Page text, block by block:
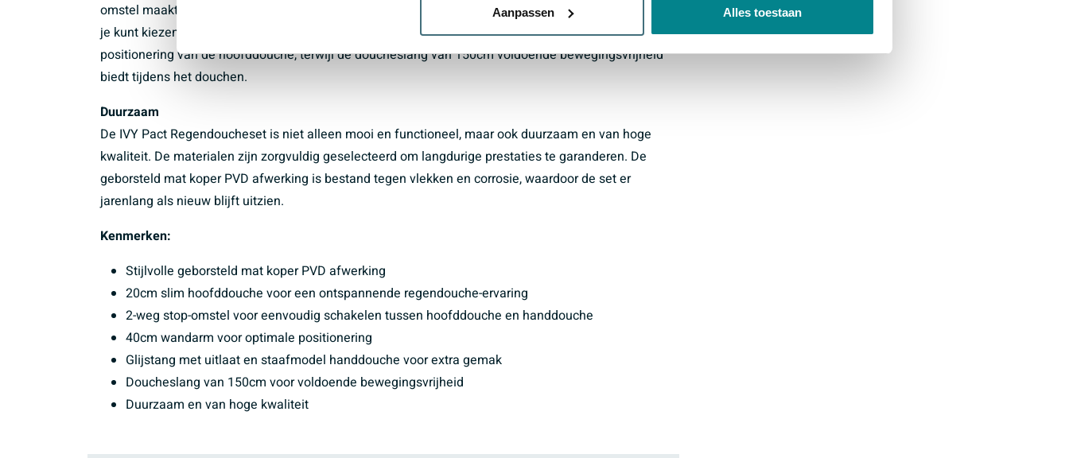
Aanpassen Alles toestaan
omstel maakt het eenvoudig om te schakelen tussen de hoofddouche en de handdouche, waardoor
je kunt kiezen voor de gewenste douchestraal. De 40cm wandarm zorgt voor een optimale
positionering van de hoofddouche, terwijl de doucheslang van 150cm voldoende bewegingsvrijheid
biedt tijdens het douchen.
Duurzaam
De IVY Pact Regendoucheset is niet alleen mooi en functioneel, maar ook duurzaam en van hoge
kwaliteit. De materialen zijn zorgvuldig geselecteerd om langdurige prestaties te garanderen. De
geborsteld mat koper PVD afwerking is bestand tegen vlekken en corrosie, waardoor de set er
jarenlang als nieuw blijft uitzien.
Kenmerken:
Stijlvolle geborsteld mat koper PVD afwerking
20cm slim hoofddouche voor een ontspannende regendouche-ervaring
2-weg stop-omstel voor eenvoudig schakelen tussen hoofddouche en handdouche
40cm wandarm voor optimale positionering
Glijstang met uitlaat en staafmodel handdouche voor extra gemak
Doucheslang van 150cm voor voldoende bewegingsvrijheid
Duurzaam en van hoge kwaliteit